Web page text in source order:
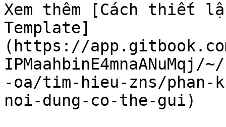
Xem thêm [Cách thiết
Template]
(https://app.gitbook.com/
-oa/tim-hieu-zns/phan-
noi-dung-co-the-gui)